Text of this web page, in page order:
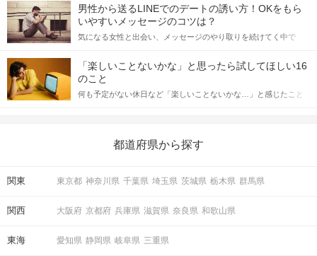
てアプローチできるかにも左右されます。 これから恋人作りを本
格的に始めようとしている方は、女性が異性を求めて出すサイン
をしっかりと理解し、正しい行動に移せるかどうかが重要。 この
記事では、女性が話しかけて欲しい時に出すサインとその心理を
合にどのような行動に繋げるべきかをご紹介していきます。
男性から送るLINEでのデートの誘い方！OKをもら
いやすいメッセージのコツは？
気になる女性と出会い、メッセージのやり取りを続けてく中で
しかし、中には「どう誘ったらいいの？」とお困りの男性もいら
っしゃるのではないでしょうか。 そこで今回は、男性から女性へ
送るLINEでのデートの誘い方のコツをご紹介します。例文も混じ
えながら解説するので、ぜひ参考にしてください。
「楽しいことないかな」と思ったら試してほしい16
のこと
何も予定がない休日など「楽しいことないかな…」と感じたこと
の楽しいことアイデアを集めました♪ いままさに楽しいことを探し
都道府県から探す
関東 東京都 神奈川県 千葉県 埼玉県 茨城県 栃木県 群馬県
関西 大阪府 京都府 兵庫県 滋賀県 奈良県 和歌山県
東海 愛知県 静岡県 岐阜県 三重県